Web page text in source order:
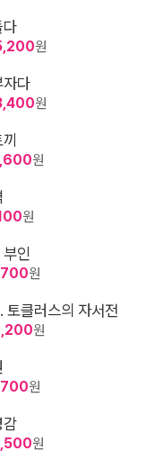
다
원
자다
원
원
원
인
원
토클러스의 자서전
원
원
감
원